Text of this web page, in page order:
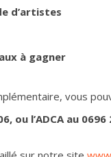
d’artistes
à gagner
vous
ou l’ADCA au 0696